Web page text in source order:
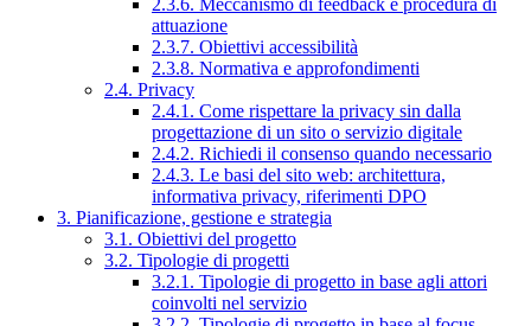
2.3.6. Meccanismo di feedback e procedura di
attuazione
2.3.7. Obiettivi accessibilità
2.3.8. Normativa e approfondimenti
2.4. Privacy
2.4.1. Come rispettare la privacy sin dalla
progettazione di un sito o servizio digitale
2.4.2. Richiedi il consenso quando necessario
2.4.3. Le basi del sito web: architettura,
informativa privacy, riferimenti DPO
3. Pianificazione, gestione e strategia
3.1. Obiettivi del progetto
3.2. Tipologie di progetti
3.2.1. Tipologie di progetto in base agli attori
coinvolti nel servizio